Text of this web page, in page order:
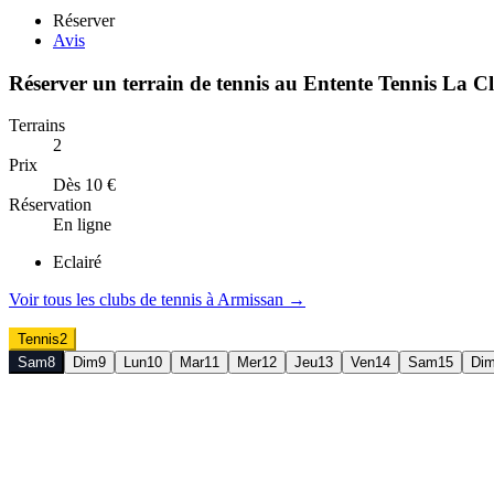
Réserver
Avis
Réserver un terrain de tennis au Entente Tennis La
Terrains
2
Prix
Dès 10 €
Réservation
En ligne
Eclairé
Voir tous les clubs de tennis à Armissan →
Tennis2
Sam8 Dim9 Lun10 Mar11 Mer12 Jeu13 Ven14 Sam15 Dim